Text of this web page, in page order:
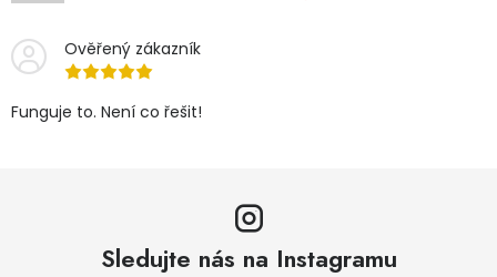
Ověřený zákazník
Funguje to. Není co řešit!
Sledujte nás na Instagramu